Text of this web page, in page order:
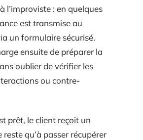
l’improviste : en quelques
est transmise au
un formulaire sécurisé.
ensuite de préparer la
oublier de vérifier les
ou contre-
prêt, le client reçoit un
reste qu’à passer récupérer